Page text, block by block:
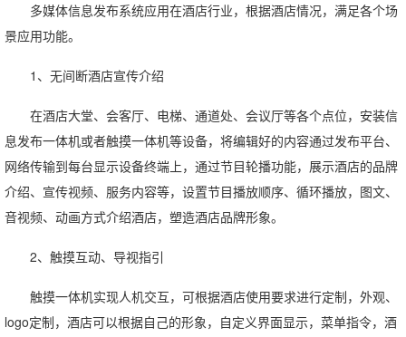
多媒体信息发布系统应用在酒店行业，根据酒店情况，满足各个场
景应用功能。
1、无间断酒店宣传介绍
在酒店大堂、会客厅、电梯、通道处、会议厅等各个点位，安装信
息发布一体机或者触摸一体机等设备，将编辑好的内容通过发布平台、
网络传输到每台显示设备终端上，通过节目轮播功能，展示酒店的品牌
介绍、宣传视频、服务内容等，设置节目播放顺序、循环播放，图文、
音视频、动画方式介绍酒店，塑造酒店品牌形象。
2、触摸互动、导视指引
​ 触摸一体机实现人机交互，可根据酒店使用要求进行定制，外观、
logo定制，酒店可以根据自己的形象，自定义界面显示，菜单指令，酒